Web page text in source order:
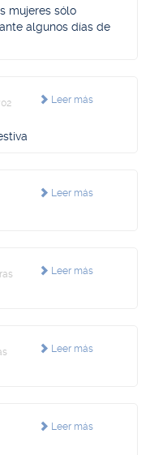
mujeres sólo
algunos días de
Leer más
Leer más
Leer más
Leer más
Leer más